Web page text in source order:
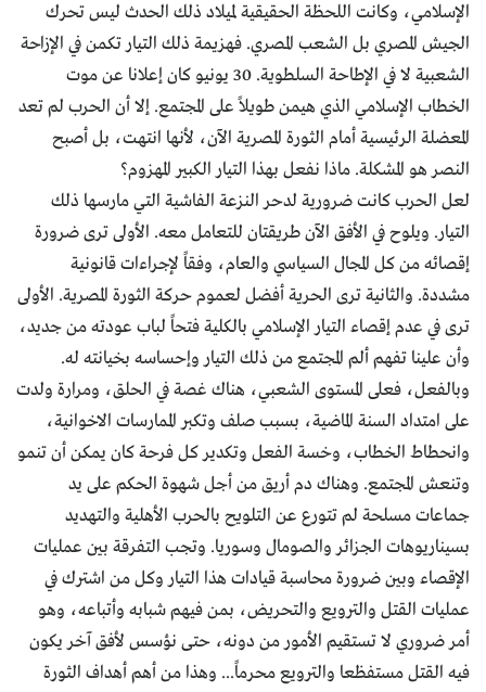
الإسلامي، وكانت اللحظة الحقيقية لميلاد ذلك الحدث ليس تحرك
الجيش المصري بل الشعب المصري. فهزيمة ذلك التيار تكمن في الإزاحة
الشعبية لا في الإطاحة السلطوية. 30 يونيو كان إعلانا عن موت
الخطاب الإسلامي الذي هيمن طويلاً على المجتمع. إلا أن الحرب لم تعد
المعضلة الرئيسية أمام الثورة المصرية الآن، لأنها انتهت، بل أصبح
النصر هو المشكلة. ماذا نفعل بهذا التيار الكبير المهزوم؟
لعل الحرب كانت ضرورية لدحر النزعة الفاشية التي مارسها ذلك
التيار. ويلوح في الأفق الآن طريقتان للتعامل معه. الأولى ترى ضرورة
إقصائه من كل المجال السياسي والعام، وفقاً لإجراءات قانونية
مشددة. والثانية ترى الحرية أفضل لعموم حركة الثورة المصرية. الأولى
ترى في عدم إقصاء التيار الإسلامي بالكلية فتحاً لباب عودته من جديد،
وأن علينا تفهم ألم المجتمع من ذلك التيار وإحساسه بخيانته له.
وبالفعل، فعلى المستوى الشعبي، هناك غصة في الحلق، ومرارة ولدت
على امتداد السنة الماضية، بسبب صلف وتكبر الممارسات الاخوانية،
وانحطاط الخطاب، وخسة الفعل وتكدير كل فرحة كان يمكن أن تنمو
وتنعش المجتمع. وهناك دم أريق من أجل شهوة الحكم على يد
جماعات مسلحة لم تتورع عن التلويح بالحرب الأهلية والتهديد
بسيناريوهات الجزائر والصومال وسوريا. وتجب التفرقة بين عمليات
الإقصاء وبين ضرورة محاسبة قيادات هذا التيار وكل من اشترك في
عمليات القتل والترويع والتحريض، بمن فيهم شبابه وأتباعه، وهو
أمر ضروري لا تستقيم الأمور من دونه، حتى نؤسس لأفق آخر يكون
فيه القتل مستفظعا والترويع محرماً... وهذا من أهم أهداف الثورة